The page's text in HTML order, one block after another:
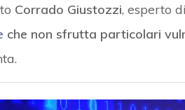
Corrado Giustozzi, esperto
che non sfrutta particolari